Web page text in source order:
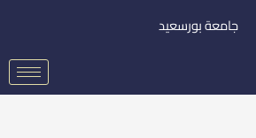
جامعة بورسعيد